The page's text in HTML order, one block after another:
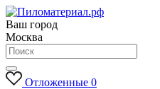
Ваш город
Москва
Отложенные 0